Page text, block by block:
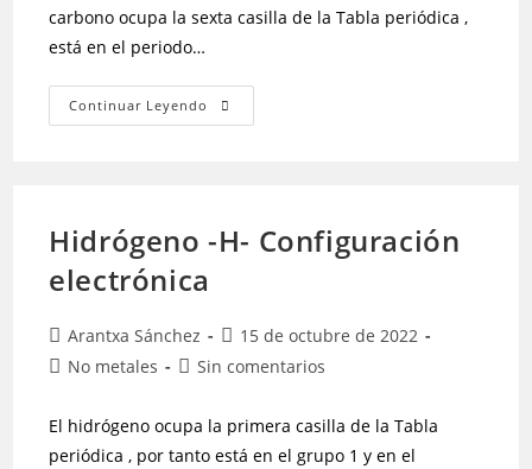
carbono ocupa la sexta casilla de la Tabla periódica ,
está en el periodo…
Continuar Leyendo
Hidrógeno -H- Configuración
electrónica
Arantxa Sánchez
15 de octubre de 2022
No metales
Sin comentarios
El hidrógeno ocupa la primera casilla de la Tabla
periódica , por tanto está en el grupo 1 y en el